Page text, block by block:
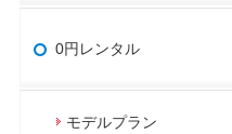
0円レンタル
モデルプラン